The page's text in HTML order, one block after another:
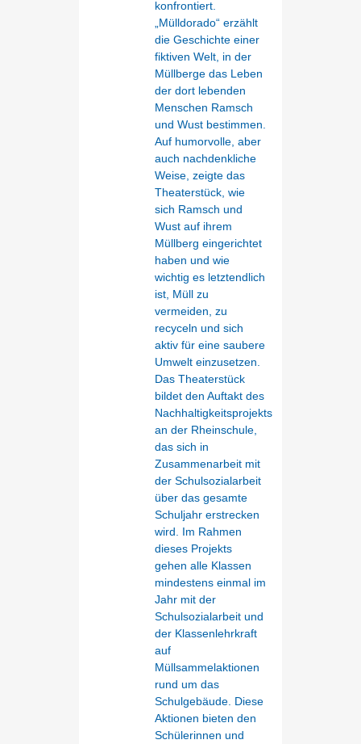
konfrontiert.
„Mülldorado“ erzählt
die Geschichte einer
fiktiven Welt, in der
Müllberge das Leben
der dort lebenden
Menschen Ramsch
und Wust bestimmen.
Auf humorvolle, aber
auch nachdenkliche
Weise, zeigte das
Theaterstück, wie
sich Ramsch und
Wust auf ihrem
Müllberg eingerichtet
haben und wie
wichtig es letztendlich
ist, Müll zu
vermeiden, zu
recyceln und sich
aktiv für eine saubere
Umwelt einzusetzen.
Das Theaterstück
bildet den Auftakt des
Nachhaltigkeitsprojekts
an der Rheinschule,
das sich in
Zusammenarbeit mit
der Schulsozialarbeit
über das gesamte
Schuljahr erstrecken
wird. Im Rahmen
dieses Projekts
gehen alle Klassen
mindestens einmal im
Jahr mit der
Schulsozialarbeit und
der Klassenlehrkraft
auf
Müllsammelaktionen
rund um das
Schulgebäude. Diese
Aktionen bieten den
Schülerinnen und